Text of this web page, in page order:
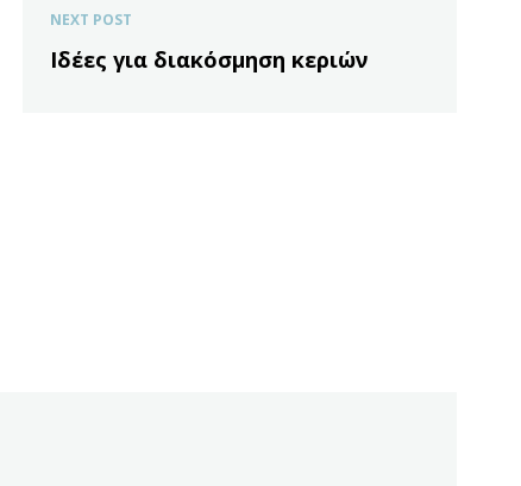
NEXT POST
Ιδέες για διακόσμηση κεριών